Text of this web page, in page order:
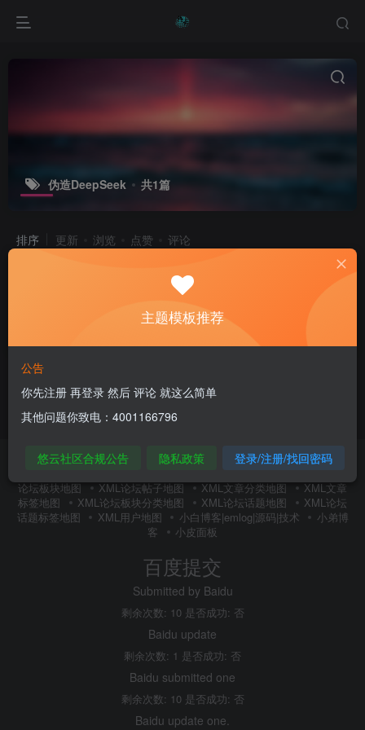
伪造DeepSeek 共1篇
排序 更新 浏览 点赞 评论
DeepSeek爆火背后的乱象与思考
专题报道 常见问题
友链申请 内搜百度(内推) 免责声明 广告合作
关于我们
论坛板块地图
XML论坛帖子地图 XML文章分类地图
XML文章
标签地图
XML论坛板块分类地图 XML论坛话题地图
XML论坛
话题标签地图
XML用户地图 小白博客|emlog|源码|技术
小弟博
客
小皮面板
百度提交
Submitted by Baidu
剩余次数: 10 是否成功: 否
Baidu update
剩余次数: 1 是否成功: 否
Baidu submitted one
剩余次数: 10 是否成功: 否
Baidu update one.
主题模板推荐
公告
你先注册 再登录 然后 评论 就这么简单
其他问题你致电：4001166796
悠云社区合规公告 隐私政策 登录/注册/找回密码